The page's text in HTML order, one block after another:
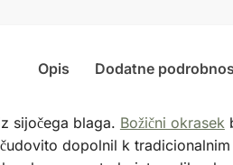
Opis Dodatne
sijočega blaga. Božični okrasek
dopolnil k